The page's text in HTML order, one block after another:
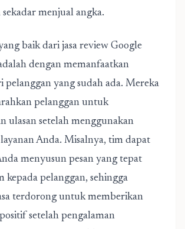
menjual angka.
baik dari jasa review Google
dengan memanfaatkan
pelanggan yang sudah ada. Mereka
pelanggan untuk
ulasan setelah menggunakan
Anda. Misalnya, tim dapat
menyusun pesan yang tepat
pelanggan, sehingga
terdorong untuk memberikan
setelah pengalaman